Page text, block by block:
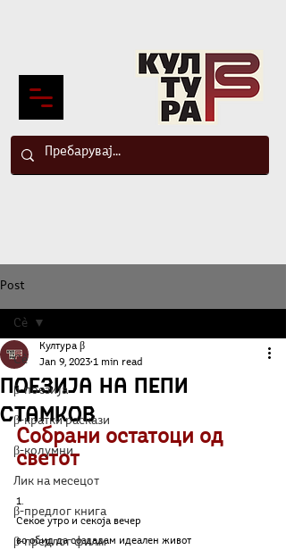
Post
Сè
β-поезија
β-кратки раскази
β-колумни
Лик на месецот
β-предлог книга
β-предлог филм
Сè
Поезија на Пепи
Стамков
Култура β
Jan 9, 2023 1 min read
Собрани остатоци од
светот
1.
Секое утро и секоја вечер
во обид да создадам идеален живот